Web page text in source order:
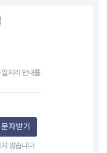
자리 안내를
문자받기
않습니다.